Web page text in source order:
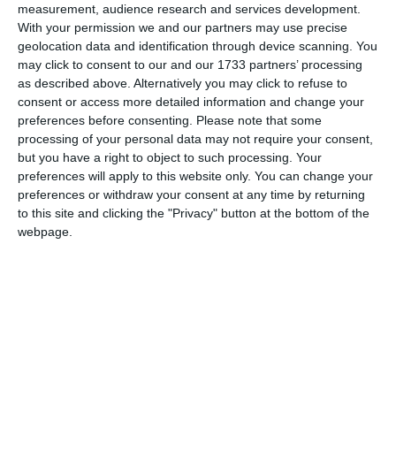
measurement, audience research and services development.
With your permission we and our partners may use precise
geolocation data and identification through device scanning. You
may click to consent to our and our 1733 partners’ processing
as described above. Alternatively you may click to refuse to
consent or access more detailed information and change your
preferences before consenting.
Please note that some
processing of your personal data may not require your consent,
but you have a right to object to such processing. Your
preferences will apply to this website only. You can change your
preferences or withdraw your consent at any time by returning
to this site and clicking the "Privacy" button at the bottom of the
webpage.
Precizăm că punerea în mişcare a acţiunii penale este o
etapă a procesului penal reglementată de Codul de
procedură penală, având ca scop crearea cadrului procesual
de administrare a probatoriului, activitate care nu poate în
nicio situaţie să înfrângă principiul prezumţiei de
nevinovăţie.
Adaugă-ne ca sursă în Google
Urmărește-ne pe Google News